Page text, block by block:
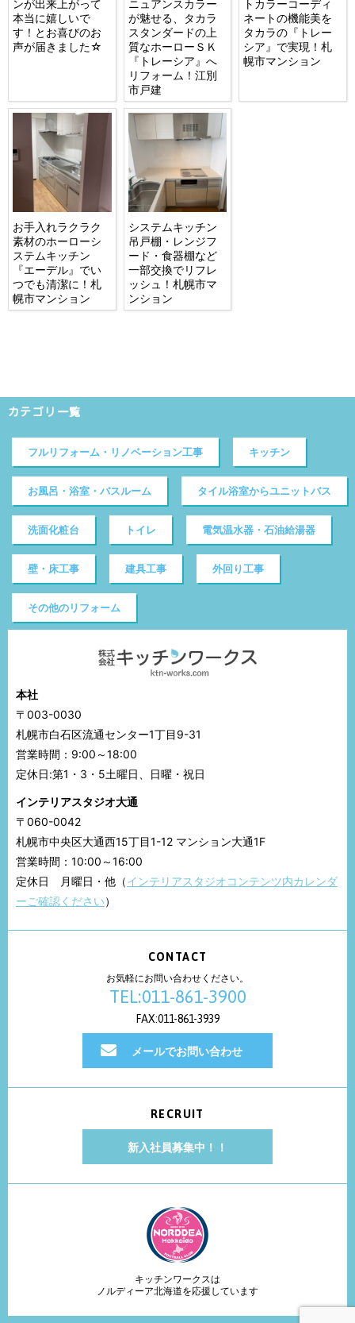
ンが出来上がって
本当に嬉しいで
す！とお喜びのお
声が届きました☆
ニュアンスカラー
が魅せる、タカラ
スタンダードの上
質なホーローＳＫ
『トレーシア』へ
リフォーム！江別
市戸建
トカラーコーディ
ネートの機能美を
タカラの『トレー
シア』で実現！札
幌市マンション
お手入れラクラク
素材のホーローシ
ステムキッチン
『エーデル』でい
つでも清潔に！札
幌市マンション
システムキッチン
吊戸棚・レンジフ
ード・食器棚など
一部交換でリフレ
ッシュ！札幌市マ
ンション
カテゴリ一覧
フルリフォーム・リノベーション工事 キッチン
お風呂・浴室・バスルーム タイル浴室からユニットバス
洗面化粧台 トイレ 電気温水器・石油給湯器
壁・床工事 建具工事 外回り工事
その他のリフォーム
本社
〒003-0030
札幌市白石区流通センター1丁目9-31
営業時間：9:00～18:00
定休日:第1・3・5土曜日、日曜・祝日
インテリアスタジオ大通
〒060-0042
札幌市中央区大通西15丁目1-12 マンション大通1F
営業時間：10:00～16:00
定休日 月曜日・他（インテリアスタジオコンテンツ内カレンダ
ーご確認ください）
CONTACT
お気軽にお問い合わせください。
TEL:011-861-3900
FAX:011-861-3939
メールでお問い合わせ
RECRUIT
新入社員募集中！！
キッチンワークスは
ノルディーア北海道を応援しています